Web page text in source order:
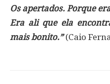
Os apertados. Porque
Era ali que ela
mais bonito.”(Caio